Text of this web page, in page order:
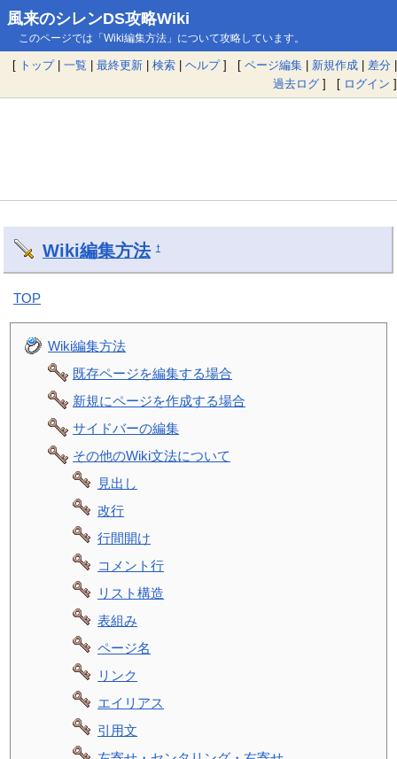
風来のシレンDS攻略Wiki
このページでは「Wiki編集方法」について攻略しています。
[ トップ| 一覧 | 最終更新 | 検索 | ヘルプ] [ ページ編集 | 新規作成 | 差分 |
過去ログ ] [ ログイン ]
Wiki編集方法 †
TOP
Wiki編集方法
既存ページを編集する場合
新規にページを作成する場合
サイドバーの編集
その他のWiki文法について
見出し
改行
行間開け
コメント行
リスト構造
表組み
ページ名
リンク
エイリアス
引用文